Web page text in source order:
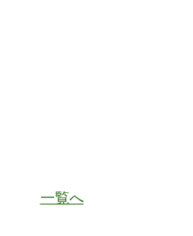
一覧へ